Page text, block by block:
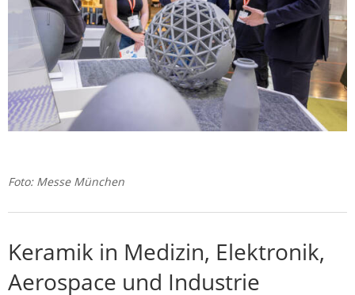
Foto: Messe München
Keramik in Medizin, Elektronik,
Aerospace und Industrie